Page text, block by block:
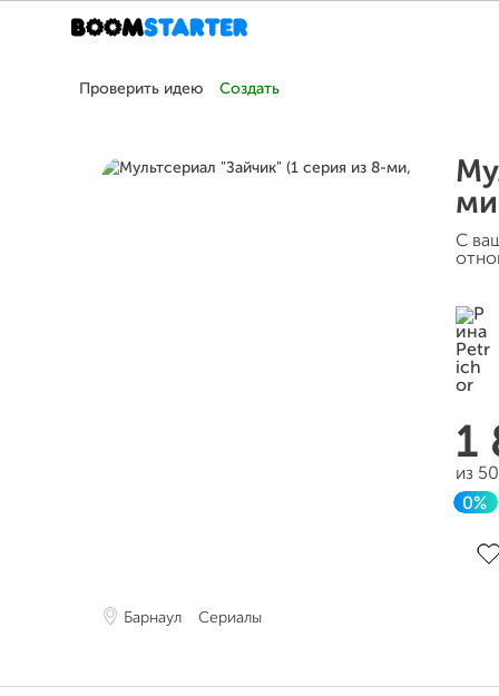
Проверить идею Создать
Барнаул Сериалы
С
1
из
0%